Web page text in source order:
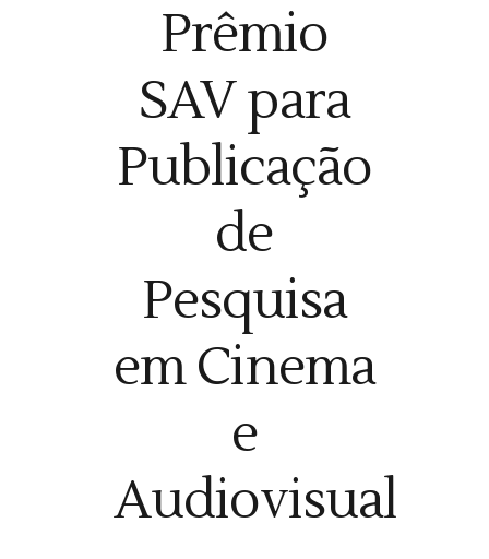
Prêmio
SAV para
Publicação
de
Pesquisa
em Cinema
e
Audiovisual